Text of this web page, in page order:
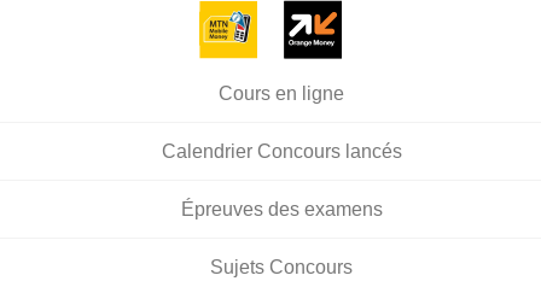
Cours en ligne
Calendrier Concours lancés
Épreuves des examens
Sujets Concours